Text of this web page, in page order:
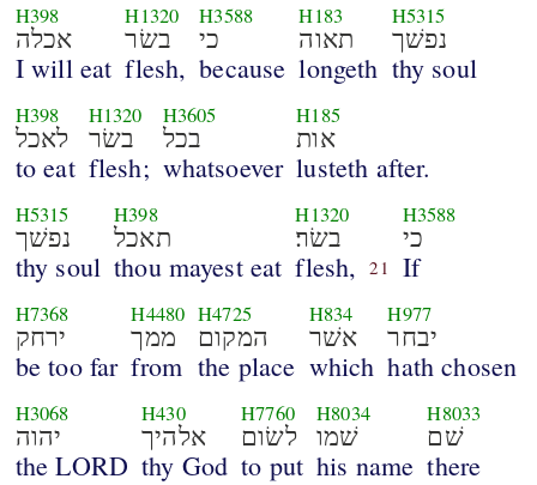
H398
אכלה
I will eat
H1320
בשׂר
flesh,
H3588
כי
because
H183
תאוה
longeth
H5315
נפשׁך
thy soul
H398
לאכל
to eat
H1320
בשׂר
flesh;
H3605
בכל
whatsoever
H185
אות
lusteth after.
H5315
נפשׁך
thy soul
H398
תאכל
thou mayest eat
H1320
בשׂר׃
flesh, 21
H3588
כי
If
H7368
ירחק
be too far
H4480
ממך
from
H4725
המקום
the place
H834
אשׁר
which
H977
יבחר
hath chosen
H3068
יהוה
the LORD
H430
אלהיך
thy God
H7760
לשׂום
to put
H8034
שׁמו
his name
H8033
שׁם
there